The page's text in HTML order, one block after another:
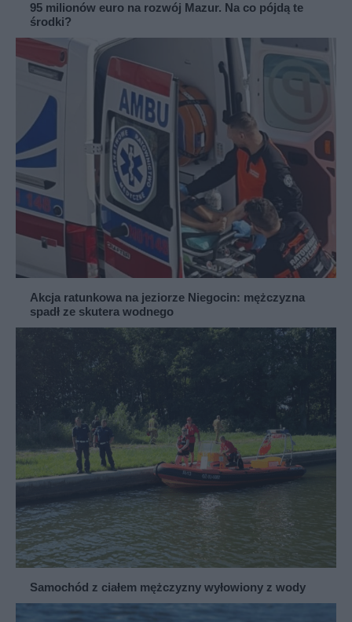
95 milionów euro na rozwój Mazur. Na co pójdą te
środki?
Akcja ratunkowa na jeziorze Niegocin: mężczyzna
spadł ze skutera wodnego
Samochód z ciałem mężczyzny wyłowiony z wody